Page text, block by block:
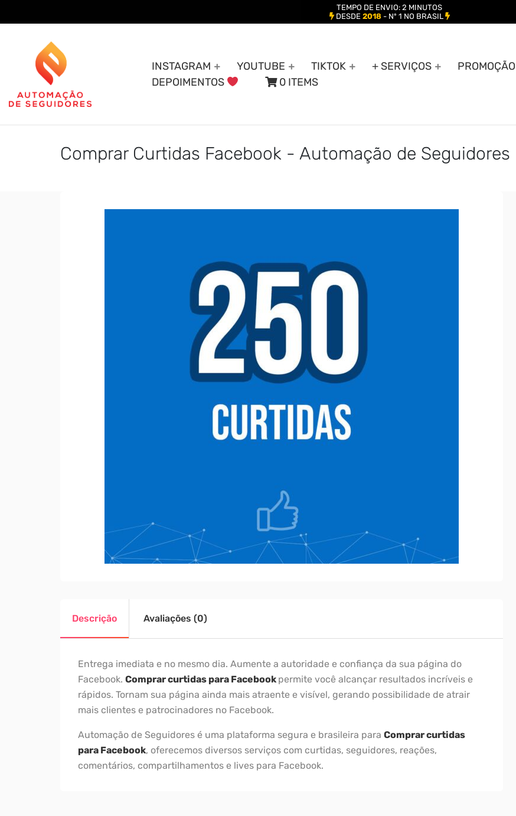
INSTAGRAM YOUTUBE TIKTOK + SERVIÇOS
PROMOÇÃO
DEPOIMENTOS
0 ITEMS
Comprar Curtidas Facebook - Automação de Seguidores
Descrição Avaliações (0)
Entrega imediata e no mesmo dia. Aumente a autoridade e confiança da sua página do
Facebook. Comprar curtidas para Facebook permite você alcançar resultados incríveis e
rápidos. Tornam sua página ainda mais atraente e visível, gerando possibilidade de atrair
mais clientes e patrocinadores no Facebook.
Automação de Seguidores é uma plataforma segura e brasileira para Comprar curtidas
para Facebook, oferecemos diversos serviços com curtidas, seguidores, reações,
comentários, compartilhamentos e lives para Facebook.
TEMPO DE ENVIO: 2 MINUTOS
DESDE 2018- Nº 1 NO BRASIL